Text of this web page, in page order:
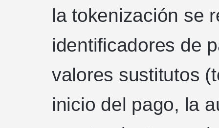
la tokenización se
identificadores de
valores sustitutos
inicio del pago, la